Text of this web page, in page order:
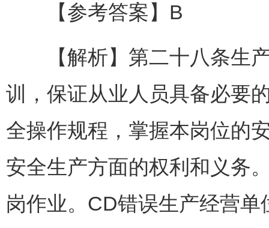
【参考答案】B
【解析】第二十八条生产
训，保证从业人员具备必要
全操作规程，掌握本岗位的
安全生产方面的权利和义务
岗作业。CD错误生产经营